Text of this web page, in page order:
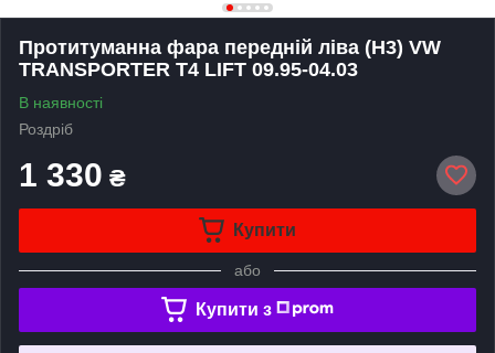
Протитуманна фара передній ліва (H3) VW
TRANSPORTER T4 LIFT 09.95-04.03
В наявності
Роздріб
1 330 ₴
Купити
або
Купити з